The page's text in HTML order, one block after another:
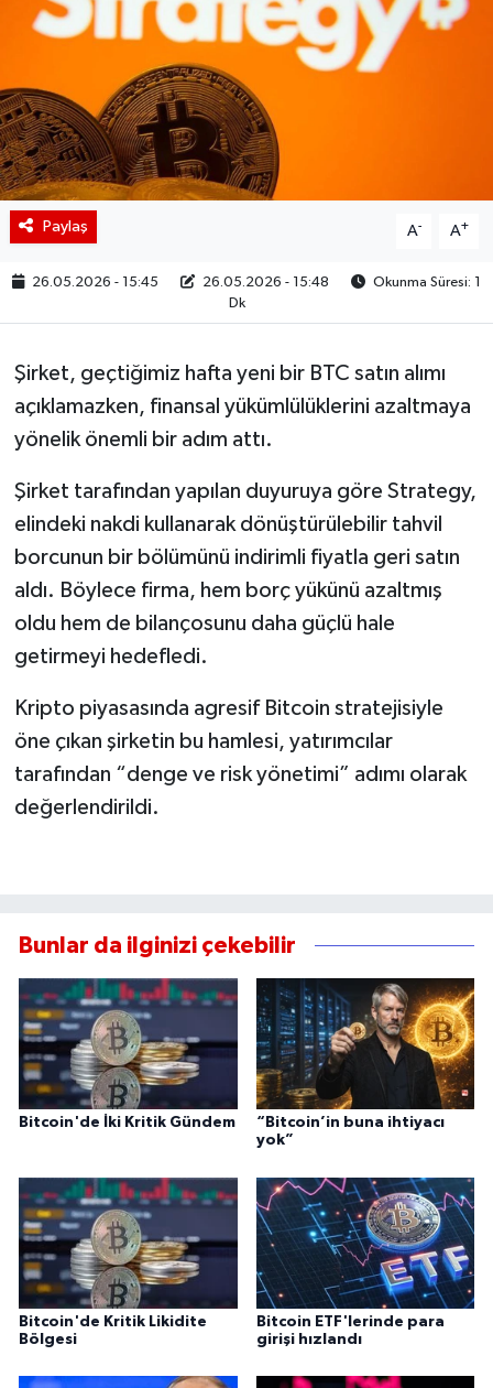
Paylaş A- A+
26.05.2026 - 15:45 26.05.2026 - 15:48
Okunma Süresi: 1
Dk
Şirket, geçtiğimiz hafta yeni bir BTC satın alımı
açıklamazken, finansal yükümlülüklerini azaltmaya
yönelik önemli bir adım attı.
Şirket tarafından yapılan duyuruya göre Strategy,
elindeki nakdi kullanarak dönüştürülebilir tahvil
borcunun bir bölümünü indirimli fiyatla geri satın
aldı. Böylece firma, hem borç yükünü azaltmış
oldu hem de bilançosunu daha güçlü hale
getirmeyi hedefledi.
Kripto piyasasında agresif Bitcoin stratejisiyle
öne çıkan şirketin bu hamlesi, yatırımcılar
tarafından “denge ve risk yönetimi” adımı olarak
değerlendirildi.
Bunlar da ilginizi çekebilir
Bitcoin'de İki Kritik Gündem
“Bitcoin’in buna ihtiyacı
yok”
Bitcoin'de Kritik Likidite
Bölgesi
Bitcoin ETF'lerinde para
girişi hızlandı
Ekonomik Takvim
Kiripto Para Piyasası
Gizlilik Sözleşmesi
Hakkımızda
İletişim